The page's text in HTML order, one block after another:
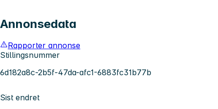
Annonsedata
Rapporter annonse
Stillingsnummer
6d182a8c-2b5f-47da-afc1-6883fc31b77b
Sist endret